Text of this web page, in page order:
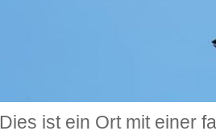
Dies ist ein Ort mit einer